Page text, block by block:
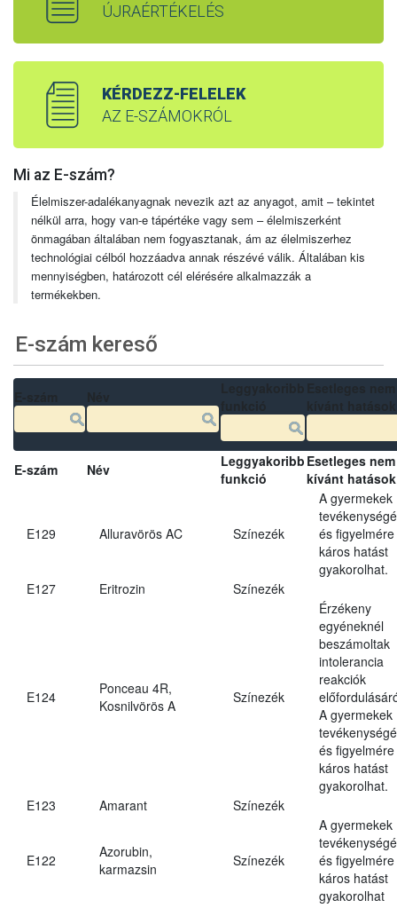
ÚJRAÉRTÉKELÉS
KÉRDEZZ-FELELEK
AZ E-SZÁMOKRÓL
Mi az E-szám?
Élelmiszer-adalékanyagnak nevezik azt az anyagot, amit – tekintet
nélkül arra, hogy van-e tápértéke vagy sem – élelmiszerként
önmagában általában nem fogyasztanak, ám az élelmiszerhez
technológiai célból hozzáadva annak részévé válik. Általában kis
mennyiségben, határozott cél elérésére alkalmazzák a
termékekben.
E-szám kereső
E-szám Név
Leggyakoribb
funkció
Esetleges nem
kívánt hatások
E129 Alluravörös AC Színezék
A gyermekek
és figyelmére
káros hatást
gyakorolhat.
E127
Eritrozin Színezék
E124
Ponceau 4R,
Kosnilvörös A
Színezék
Érzékeny
egyéneknél
beszámoltak
intolerancia
reakciók
A gyermekek
és figyelmére
káros hatást
gyakorolhat.
E123
Amarant Színezék
E122
Azorubin,
karmazsin
Színezék
A gyermekek
és figyelmére
káros hatást
gyakorolhat